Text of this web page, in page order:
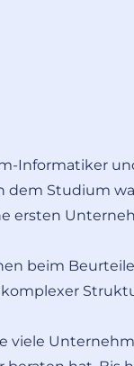
Informatiker
dem Studium
ersten
beim
viele